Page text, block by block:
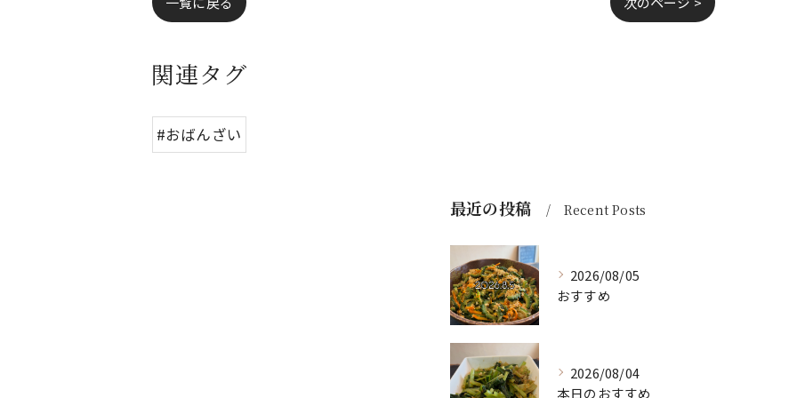
関連タグ
#おばんざい
最近の投稿 Recent Posts
2026/08/05
おすすめ
2026/08/04
本日のおすすめ